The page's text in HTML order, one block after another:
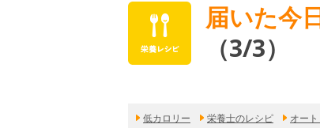
届いた今
（3/3）
低カロリー
栄養士のレシピ オー